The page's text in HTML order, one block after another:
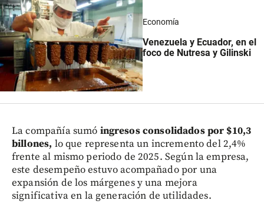
Economía
Venezuela y Ecuador, en el
foco de Nutresa y Gilinski
La compañía sumó ingresos consolidados por $10,3
billones, lo que representa un incremento del 2,4%
frente al mismo periodo de 2025. Según la empresa,
este desempeño estuvo acompañado por una
expansión de los márgenes y una mejora
significativa en la generación de utilidades.